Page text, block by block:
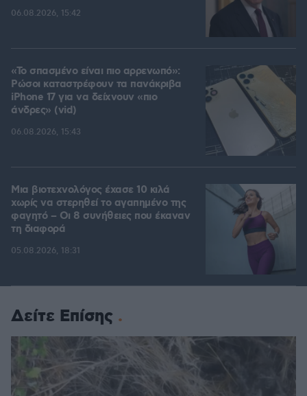
06.08.2026, 15:42
«Το σπασμένο είναι πιο αρρενωπό»:
Ρώσοι καταστρέφουν τα πανάκριβα
iPhone 17 για να δείχνουν «πιο
άνδρες» (vid)
06.08.2026, 15:43
Μια βιοτεχνολόγος έχασε 10 κιλά
χωρίς να στερηθεί το αγαπημένο της
φαγητό – Οι 8 συνήθειες που έκαναν
τη διαφορά
05.08.2026, 18:31
Δείτε Επίσης